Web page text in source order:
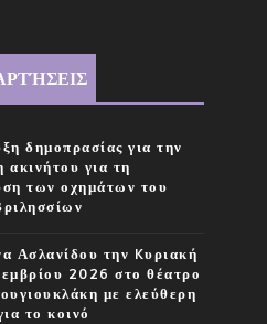
δημοπρασίας για την
ακινήτου για τη
των οχημάτων του
Ασλανίδου την Kυριακή
2026 στο θέατρο
με ελεύθερη
το κοινό